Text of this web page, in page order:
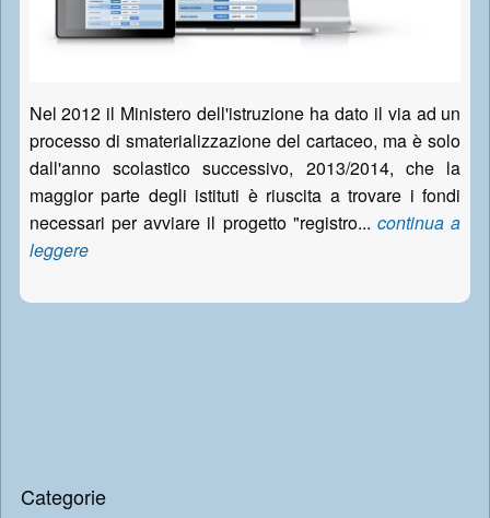
Nel 2012 il Ministero dell'istruzione ha dato il via ad un
processo di smaterializzazione del cartaceo, ma è solo
dall'anno scolastico successivo, 2013/2014, che la
maggior parte degli istituti è riuscita a trovare i fondi
necessari per avviare il progetto "registro...continua a
leggere
Categorie